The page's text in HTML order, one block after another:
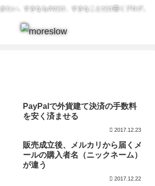
たい。すきなものだけ、すきなことだけ書くブログ。
PayPalで外貨建て決済の手数料
を安く済ませる
2017.12.23
販売成立後、メルカリから届くメ
ールの購入者名（ニックネーム）
が違う
2017.12.22